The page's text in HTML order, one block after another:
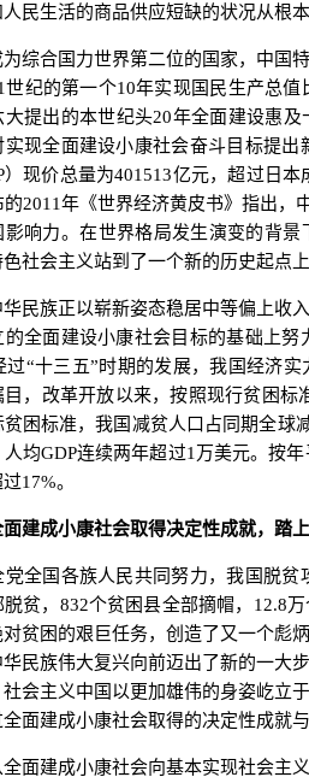
民生活的商品供应短缺的状况从根本
合国力世界第二位的国家，中国特
世纪的第一个10年实现国民生产总
大提出的本世纪头20年全面建设惠
实现全面建设小康社会奋斗目标提
）现价总量为401513亿元，超过日
的2011年《世界经济黄皮书》指出
影响力。在世界格局发生演变的背
社会主义站到了一个新的历史起点上
族正以崭新姿态稳居中等偏上收入
全面建设小康社会目标的基础上努
过“十三五”时期的发展，我国经济
目，改革开放以来，按照现行贫困
困标准，我国减贫人口占同期全球
均GDP连续两年超过1万美元。按
17%。
面建成小康社会取得决定性成就，踏
国各族人民共同努力，我国脱贫
脱贫，832个贫困县全部摘帽，12.8
贫困的艰巨任务，创造了又一个彪
民族伟大复兴向前迈出了新的一大
会主义中国以更加雄伟的身姿屹立
面建成小康社会取得的决定性成就
建成小康社会向基本实现社会主义